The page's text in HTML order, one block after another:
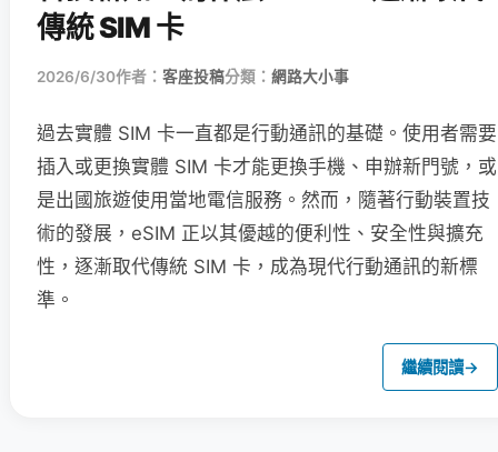
傳統 SIM 卡
2026/6/30作者： 客座投稿分類： 網路大小事
過去實體 SIM 卡一直都是行動通訊的基礎。使用者需要
插入或更換實體 SIM 卡才能更換手機、申辦新門號，或
是出國旅遊使用當地電信服務。然而，隨著行動裝置技
術的發展，eSIM 正以其優越的便利性、安全性與擴充
性，逐漸取代傳統 SIM 卡，成為現代行動通訊的新標
準。
繼續閱讀→